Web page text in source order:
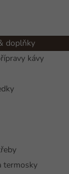
doplňky
kávy
termosky